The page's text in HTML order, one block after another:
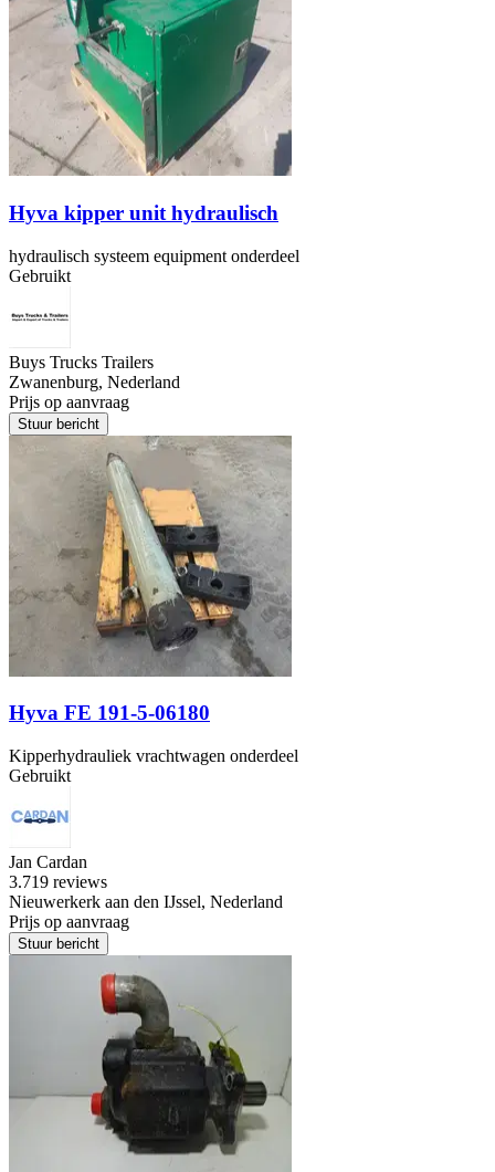
Hyva kipper unit hydraulisch
hydraulisch systeem equipment onderdeel
Gebruikt
Buys Trucks Trailers
Zwanenburg, Nederland
Prijs op aanvraag
Stuur bericht
Hyva FE 191-5-06180
Kipperhydrauliek vrachtwagen onderdeel
Gebruikt
Jan Cardan
3.719 reviews
Nieuwerkerk aan den IJssel, Nederland
Prijs op aanvraag
Stuur bericht